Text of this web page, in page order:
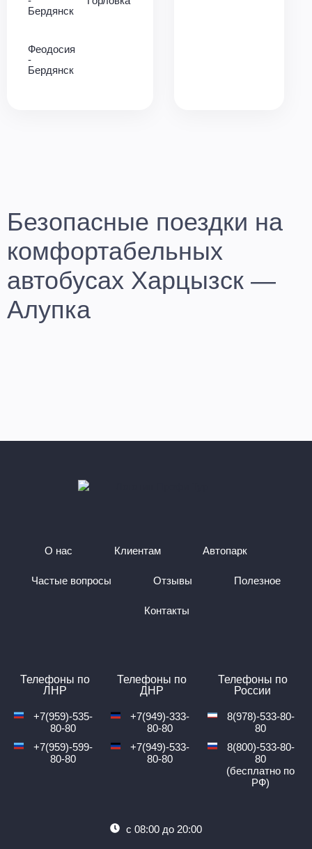
Бердянск
Феодосия
-
Бердянск
Безопасные поездки на
комфортабельных
автобусах Харцызск —
Алупка
а также заказать обратный билет Алупка — Харцызск.
Среднее время в пути — 15 ч. 30 м.
«ШЕЛ», Родничок.
3000₽.
Детский билет: от 50₽.
— 10%
Едем через КПП: Чонгар, Должанская.
«Профи-Тур»
О нас Клиентам Автопарк
Частые вопросы Отзывы Полезное
Контакты
Телефоны по
ЛНР
+7(959)-535-
80-80
+7(959)-599-
80-80
Телефоны по
ДНР
+7(949)-333-
80-80
+7(949)-533-
80-80
Телефоны по
России
8(978)-533-80-
80
8(800)-533-80-
80
(бесплатно по
РФ)
с 08:00 до 20:00